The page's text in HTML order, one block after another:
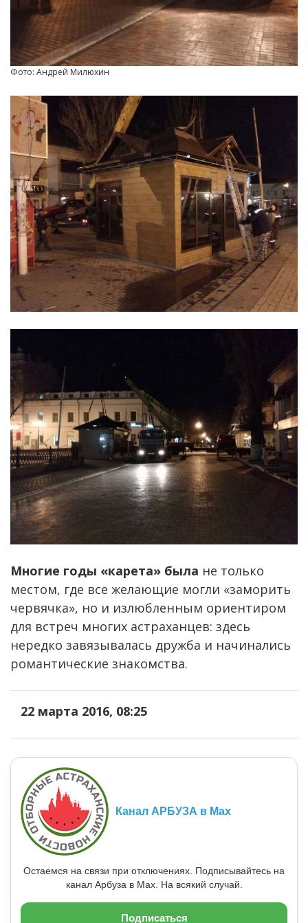
Фото: Андрей Милюхин
Многие годы «карета» была не только
местом, где все желающие могли «заморить
червячка», но и излюбленным ориентиром
для встреч многих астраханцев: здесь
нередко завязывалась дружба и начинались
романтические знакомства.
22 марта 2016, 08:25
Канал АРБУЗА в Max
Остаемся на связи при отключениях. Подписывайтесь на
канал Арбуза в Max. На всякий случай.
Подписаться